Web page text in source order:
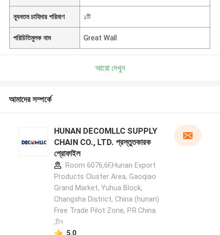
ন্যূনতম চাহিদার পরিমাণ ১টি
পরিচিতিমুলক নাম Great Wall
আরো দেখুন
আমাদের সম্পর্কে
HUNAN DECOMLLC SUPPLY
CHAIN CO., LTD. প্রস্তুতকারক
প্রোফাইল
Room 6076,6F,Hunan Export
Products Cluster Area, Gaoqiao
Grand Market, Yuhua Block,
Changsha District, China (hunan)
Free Trade Pilot Zone, P.R.China.
,চীন
5.0